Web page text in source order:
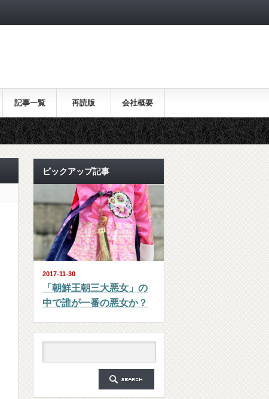
記事一覧 再読版 会社概要
ピックアップ記事
2017-11-30
「朝鮮王朝三大悪女」の
中で誰が一番の悪女か？